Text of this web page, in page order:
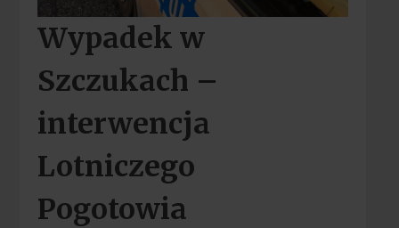
Wypadek w
Szczukach –
interwencja
Lotniczego
Pogotowia